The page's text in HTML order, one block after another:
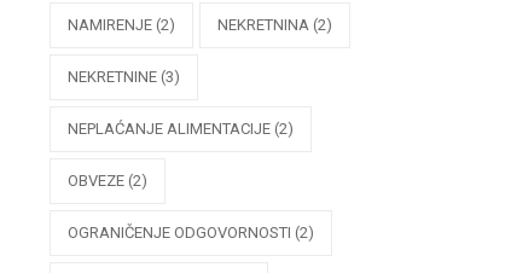
NAMIRENJE (2) NEKRETNINA (2)
NEKRETNINE (3)
NEPLAĆANJE ALIMENTACIJE (2)
OBVEZE (2)
OGRANIČENJE ODGOVORNOSTI (2)